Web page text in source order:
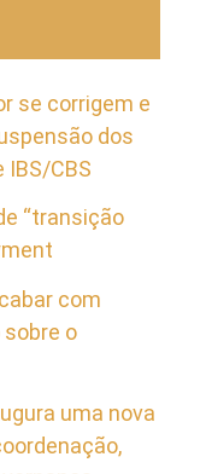
se corrigem e
dos
CBS
“transição
com
o
uma nova